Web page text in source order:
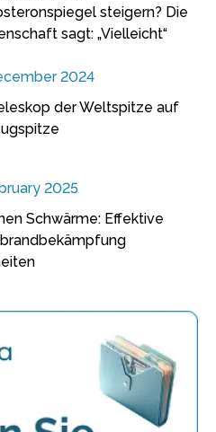
steigern? Die
sagt: „Vielleicht“
2024
der Weltspitze auf
2025
Schwärme: Effektive